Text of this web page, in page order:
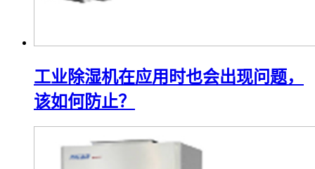
工业除湿机在应用时也会出现问题，
该如何防止？